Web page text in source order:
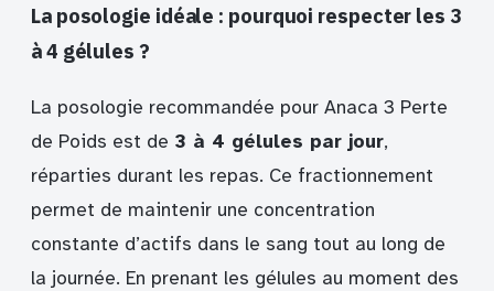
La posologie idéale : pourquoi respecter les 3
à 4 gélules ?
La posologie recommandée pour Anaca 3 Perte
de Poids est de 3 à 4 gélules par jour,
réparties durant les repas. Ce fractionnement
permet de maintenir une concentration
constante d’actifs dans le sang tout au long de
la journée. En prenant les gélules au moment des